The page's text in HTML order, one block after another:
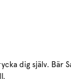
dig själv. Bär